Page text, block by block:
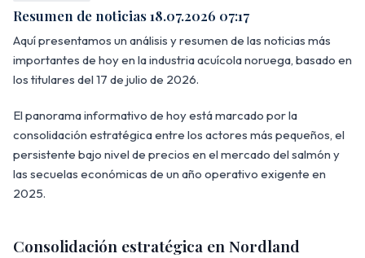
Resumen de noticias 18.07.2026 07:17
Aquí presentamos un análisis y resumen de las noticias más
importantes de hoy en la industria acuícola noruega, basado en
los titulares del 17 de julio de 2026.
El panorama informativo de hoy está marcado por la
consolidación estratégica entre los actores más pequeños, el
persistente bajo nivel de precios en el mercado del salmón y
las secuelas económicas de un año operativo exigente en
2025.
Consolidación estratégica en Nordland